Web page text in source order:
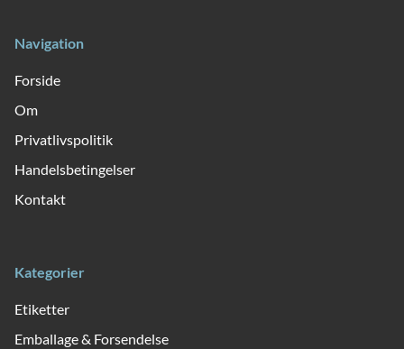
Navigation
Forside
Om
Privatlivspolitik
Handelsbetingelser
Kontakt
Kategorier
Etiketter
Emballage & Forsendelse